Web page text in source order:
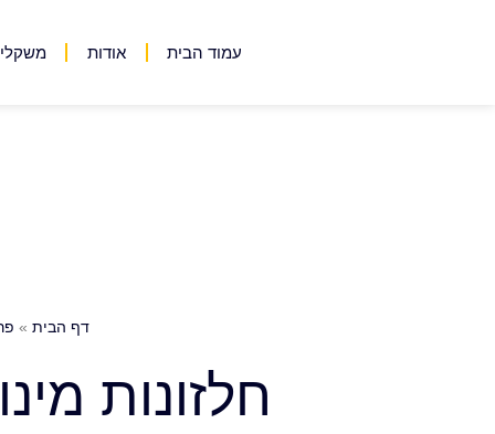
עמוד הבית אודות
דף הבית »
חלזונות